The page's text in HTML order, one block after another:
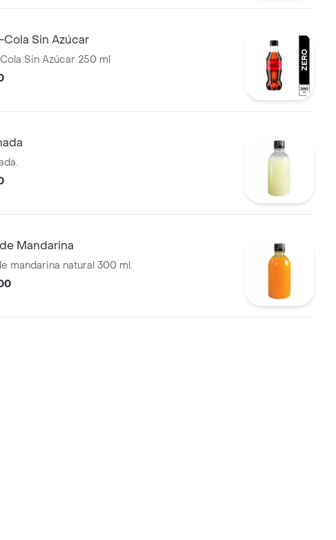
Sin Azúcar
Sin Azúcar 250 ml
Mandarina
mandarina natural 300 ml.